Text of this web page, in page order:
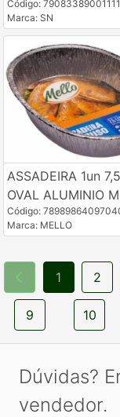
Código: 79083389001111
Marca: SN
ASSADEIRA 1un
OVAL ALUMINIO
Código:
Marca: MELLO
1 2
9 10
Dúvidas?
vendedor.